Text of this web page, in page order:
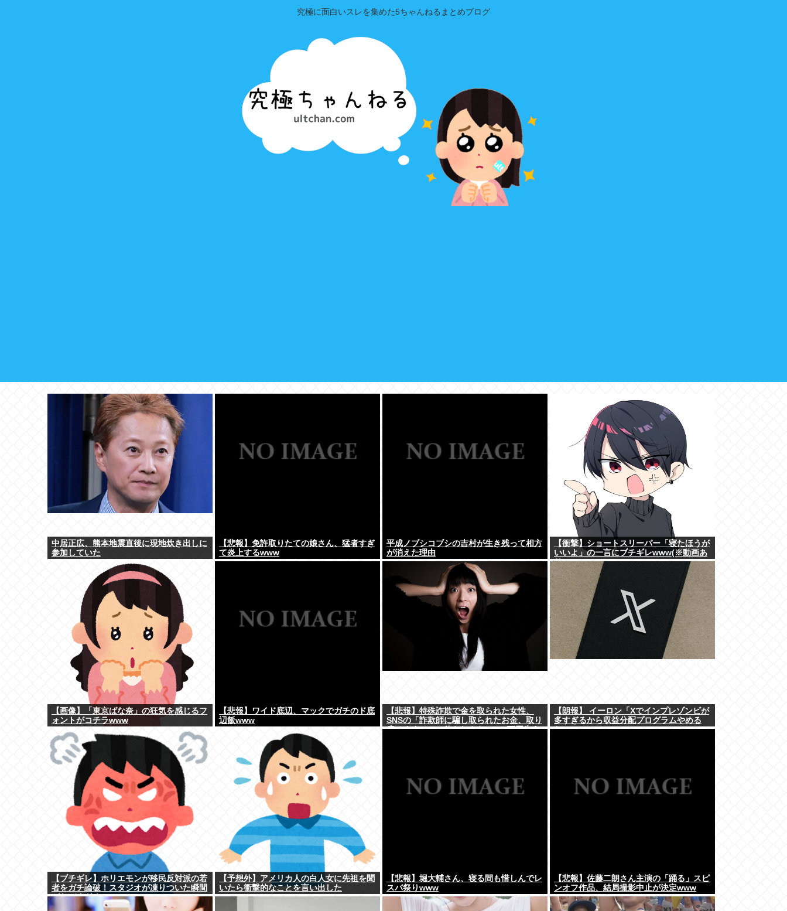
究極に面白いスレを集めた5ちゃんねるまとめブログ
中居正広、熊本地震直後に現地炊き出しに
参加していた
【悲報】免許取りたての娘さん、猛者すぎ
て炎上するwww
平成ノブシコブシの吉村が生き残って相方
が消えた理由
【衝撃】ショートスリーパー「寝たほうが
いいよ」の一言にブチギレwww(※動画あ
り)
【画像】「東京ばな奈」の狂気を感じるフ
ォントがコチラwww
【悲報】ワイド底辺、マックでガチのド底
辺飯www
【悲報】特殊詐欺で金を取られた女性、
SNSの「詐欺師に騙し取られたお金、取り
戻せます」」に釣られさらに240万円失う
【朗報】 イーロン「Xでインプレゾンビが
多すぎるから収益分配プログラムやめる
わ」
【ブチギレ】ホリエモンが移民反対派の若
者をガチ論破！スタジオが凍りついた瞬間
がヤバすぎる…
【予想外】アメリカ人の白人女に先祖を聞
いたら衝撃的なことを言い出した
【悲報】堀大輔さん、寝る間も惜しんでレ
スバ祭りwww
【悲報】佐藤二朗さん主演の「踊る」スピ
ンオフ作品、結局撮影中止が決定www